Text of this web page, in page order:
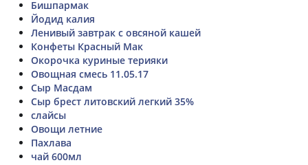
Бишпармак
Йодид калия
Ленивый завтрак с овсяной кашей
Конфеты Красный Мак
Окорочка куриные терияки
Овощная смесь 11.05.17
Сыр Масдам
Сыр брест литовский легкий 35%
слайсы
Овощи летние
Пахлава
чай 600мл